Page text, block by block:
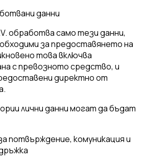
данни
обработва само тези данни,
за предоставянето на
това включва
с превозното средство, и
директно от
лични данни могат да бъдат
потвърждение, комуникация и